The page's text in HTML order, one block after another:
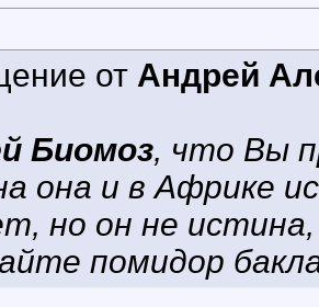
от Андрей
Биомоз, что Вы
она и в Африке
но он не
помидор